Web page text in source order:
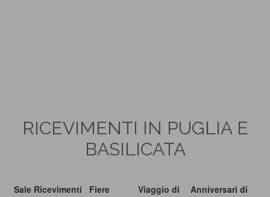
RICEVIMENTI IN PUGLIA E
BASILICATA
Sale Ricevimenti Fiere Viaggio di Anniversari di